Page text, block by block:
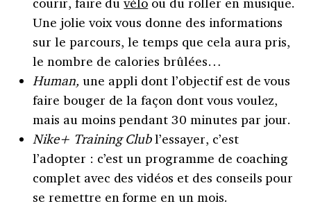
Une jolie voix vous donne des informations
sur le parcours, le temps que cela aura pris,
le nombre de calories brûlées…
Human, une appli dont l’objectif est de vous
faire bouger de la façon dont vous voulez,
mais au moins pendant 30 minutes par jour.
Nike+ Training Clubl’essayer, c’est
l’adopter : c’est un programme de coaching
complet avec des vidéos et des conseils pour
se remettre en forme en un mois.